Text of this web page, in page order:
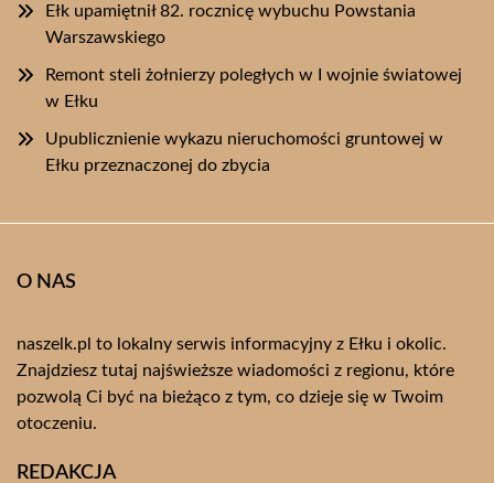
Ełk upamiętnił 82. rocznicę wybuchu Powstania
Warszawskiego
Remont steli żołnierzy poległych w I wojnie światowej
w Ełku
Upublicznienie wykazu nieruchomości gruntowej w
Ełku przeznaczonej do zbycia
O NAS
naszelk.pl to lokalny serwis informacyjny z Ełku i okolic.
Znajdziesz tutaj najświeższe wiadomości z regionu, które
pozwolą Ci być na bieżąco z tym, co dzieje się w Twoim
otoczeniu.
REDAKCJA